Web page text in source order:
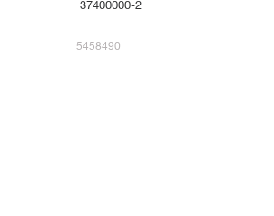
37400000-2
5458490